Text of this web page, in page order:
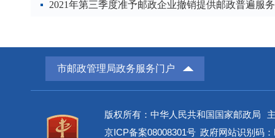
市邮政管理局政务服务门户
版权所有：中华人民共和国国家邮政局
京ICP备案08008301号 政府网站识别码